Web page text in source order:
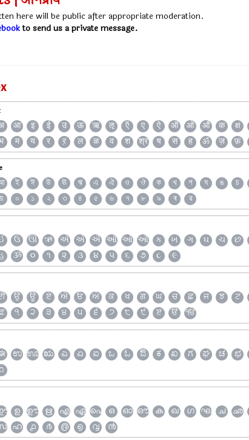
here will be public after appropriate moderation.
to send us a private message.
आ इ ई उ ऊ ऋ ऌ ऍ ए ऐ ऑ ओ औ क क्ष
म य र ऱ ल ळ व श श्र ष स ह ॐ ज़ फ़
ই ঈ উ ঊ ঋ এ ঐ ও ঔ ক খ গ ঘ ঙ চ
য় ০ ১ ২ ৩ ৪ ৫ ৬ ৭ ৮ ৯ ৰ ৱ
ઉ ઊ ઋ ઍ એ ઐ ઑ ઓ ઔ ક ખ ગ ઘ ચ છ
ૐ ૦ ૧ ૨ ૩ ૪ ૫ ૬ ૭ ૮ ૯
ਉ ਊ ਏ ਐ ਓ ਔ ਕ ਖ ਗ ਘ ਚ ਛ ਜ ਝ ਟ
੧ ੨ ੩ ੪ ੫ ੬ ੭ ੮ ੯ ੲ ੳ ੴ
ಉ ಊ ಋ ಎ ಏ ಐ ಒ ಓ ಔ ಕ ಖ ಗ ಘ ಚ ಛ
೧
ഉ ഊ ഋ എ ഏ ഐ ഒ ഓ ഔ ക ഖ ഗ ഘ ച ഛ
ഹ ൧ ൪ ൫ ൭ ൮ ൯